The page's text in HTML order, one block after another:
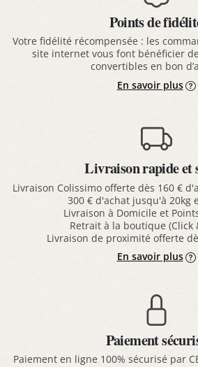
Points de
Votre fidélité récompensée : les
site internet vous font bénéficier
convertibles en bon
En savoir plus
Livraison rapide et
Livraison Colissimo offerte dès 160 €
300 € d'achat jusqu'à 20kg
Livraison à Domicile et
Retrait à la boutique (Click
Livraison de proximité offerte
En savoir plus
Paiement
Paiement en ligne 100% sécurisé par